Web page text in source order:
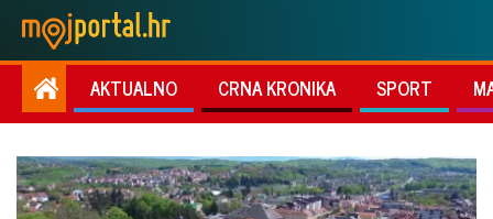
AKTUALNO CRNA KRONIKA SPORT